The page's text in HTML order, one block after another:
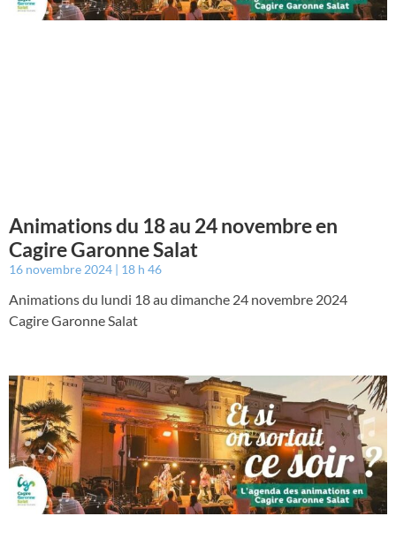
Animations du 18 au 24 novembre en
Cagire Garonne Salat
16 novembre 2024 18 h 46
Animations du lundi 18 au dimanche 24 novembre 2024
Cagire Garonne Salat